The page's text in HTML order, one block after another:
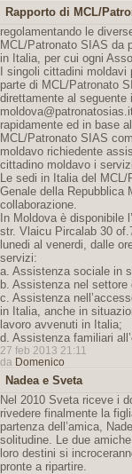
Rapporto di MCL/
regolamentando le
MCL/Patronato SIAS da
in Italia, per cui ogni
I singoli cittadini
parte di MCL/Patronato
direttamente al
rapidamente ed in base
MCL/Patronato SIAS
moldavo richiedente
cittadino moldavo i
Le sedi in Italia del
Genale della Repubblica
collaborazione.
In Moldova è disponibile
str. Vlaicu Pircalab 30
lunedi al venerdi, dalle
servizi:
a. Assistenza sociale in
b. Assistenza nel settore
c. Assistenza
in Italia, anche in
lavoro avvenuti in Italia;
d. Assistenza familiari
27 feb 2013 21:11
da Domenico
Nadea e Sveta
Nel 2010 Sveta riceve i
rivedere finalmente la
partenza dell’amica,
solitudine. Le due
loro destini si
pronte a ripartire.